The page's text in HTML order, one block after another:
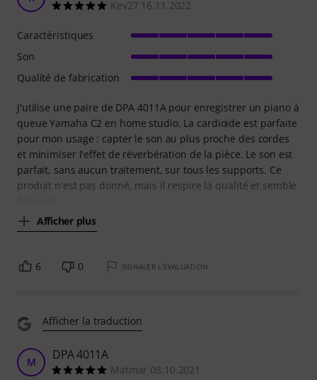
Kev27 16.11.2022
J'utilise une paire de DPA 4011A pour enregistrer un piano à
queue Yamaha C2 en home studio. La cardioïde est parfaite
pour mon usage : capter le son au plus proche des cordes
et minimiser l'effet de réverbération de la pièce. Le son est
parfait, sans aucun traitement, sur tous les supports. Ce
produit n'est pas donné, mais il respire la qualité et semble
Afficher plus
Caractéristiques
Son
Qualité de fabrication
6 0 SIGNALER L'ÉVALUATION
Afficher la traduction
M DPA 4011A
Matmar 08.10.2021